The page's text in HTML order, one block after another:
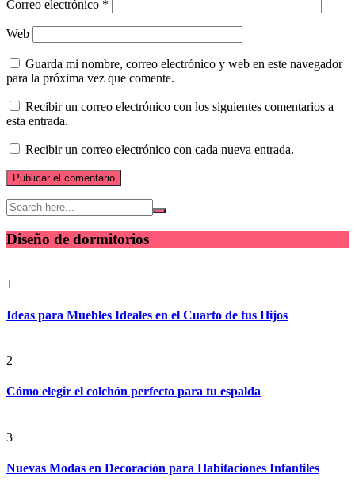
Correo electrónico *
Web
Guarda mi nombre, correo electrónico y web en este navegador
para la próxima vez que comente.
Recibir un correo electrónico con los siguientes comentarios a
esta entrada.
Recibir un correo electrónico con cada nueva entrada.
Diseño de dormitorios
1
Ideas para Muebles Ideales en el Cuarto de tus Hijos
2
Cómo elegir el colchón perfecto para tu espalda
3
Nuevas Modas en Decoración para Habitaciones Infantiles